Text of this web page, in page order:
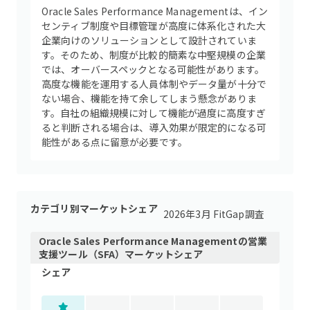
Oracle Sales Performance Managementは、イン
センティブ制度や目標管理が高度に体系化された大
企業向けのソリューションとして設計されていま
す。そのため、制度が比較的簡素な中堅規模の企業
では、オーバースペックとなる可能性があります。
高度な機能を運用する人員体制やデータ量が十分で
ない場合、機能を持て余してしまう懸念がありま
す。自社の組織規模に対して機能が過度に高度すぎ
ると判断される場合は、導入効果が限定的になる可
能性がある点に留意が必要です。
カテゴリ別マーケットシェア 2026年3月 FitGap調査
Oracle Sales Performance Managementの営業
支援ツール（SFA） マーケットシェア
シェア